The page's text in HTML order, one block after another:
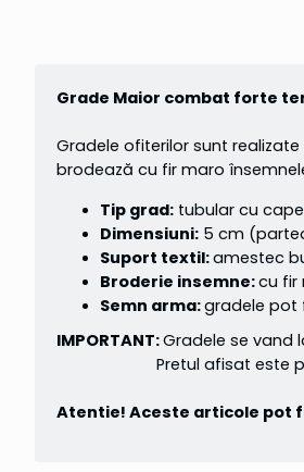
Grade Maior combat forte
Gradele ofiterilor sunt
brodează cu fir maro
Tip grad: tubular cu
Dimensiuni: 5 cm
Suport textil:amestec
Broderie insemne:cu fir
Semn arma:gradele pot
IMPORTANT:Gradele se vand
Pretul afisat este
Atentie! Aceste articole pot